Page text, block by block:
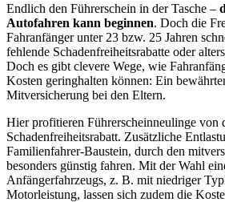
Endlich den Führerschein in der Tasche –
Autofahren kann beginnen. Doch die
Fahranfänger unter 23 bzw. 25 Jahren
fehlende Schadenfreiheitsrabatte oder
Doch es gibt clevere Wege, wie
Kosten geringhalten können: Ein
Mitversicherung bei den Eltern.
Hier profitieren Führerscheinneulinge von
Schadenfreiheitsrabatt. Zusätzliche
Familienfahrer-Baustein, durch den
besonders günstig fahren. Mit der Wahl
Anfängerfahrzeugs, z. B. mit niedriger
Motorleistung, lassen sich zudem die